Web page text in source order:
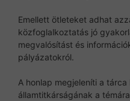
Emellett ötleteket adhat
közfoglalkoztatás jó
megvalósítást és
pályázatokról.
A honlap megjeleníti a
államtitkárságának a